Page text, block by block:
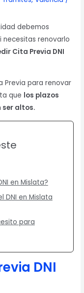
debemos
necesitas renovarlo
Cita Previa DNI
Previa para renovar
que los plazos
ser altos.
en Mislata?
DNI en Mislata
para
DNI